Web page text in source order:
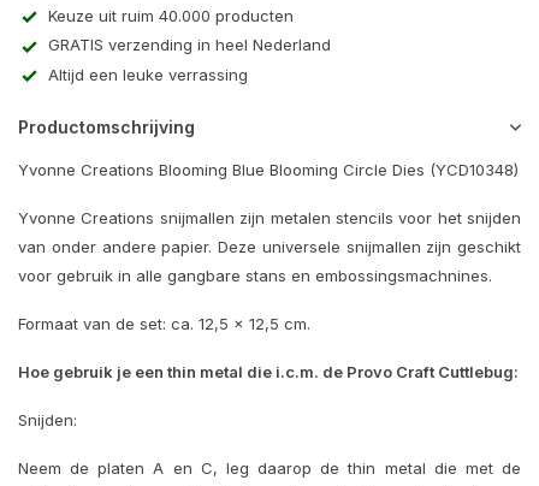
Keuze uit ruim 40.000 producten
GRATIS verzending in heel Nederland
Altijd een leuke verrassing
Productomschrijving
Yvonne Creations Blooming Blue Blooming Circle Dies (YCD10348)
Yvonne Creations snijmallen zijn metalen stencils voor het snijden
van onder andere papier. Deze universele snijmallen zijn geschikt
voor gebruik in alle gangbare stans en embossingsmachnines.
Formaat van de set: ca. 12,5 x 12,5 cm.
Hoe gebruik je een thin metal die i.c.m. de Provo Craft Cuttlebug:
Snijden:
Neem de platen A en C, leg daarop de thin metal die met de